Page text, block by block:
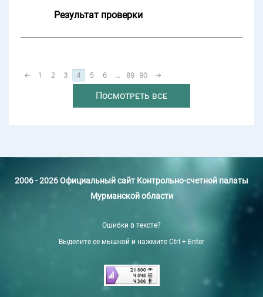
Результат проверки
← 1 2 3 4 5 6 ... 89 90 →
Посмотреть все
2006 - 2026 Официальный сайт Контрольно-счетной палаты
Мурманской области
Ошибки в тексте?
Выделите ее мышкой и нажмите Ctrl + Enter